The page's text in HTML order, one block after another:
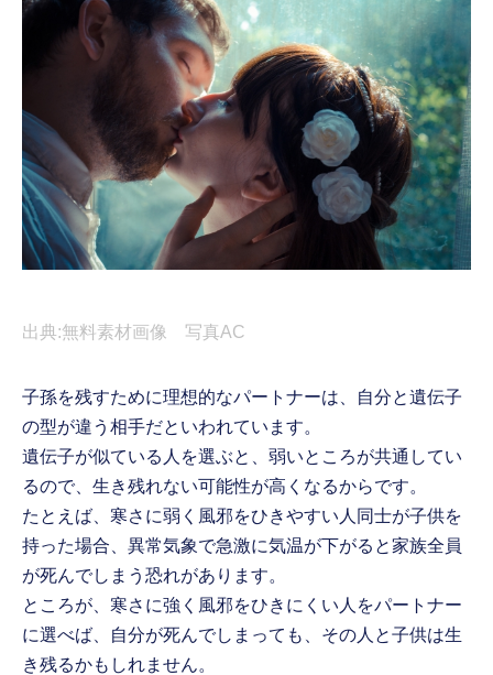
出典:無料素材画像 写真AC
子孫を残すために理想的なパートナーは、自分と遺伝子
の型が違う相手だといわれています。
遺伝子が似ている人を選ぶと、弱いところが共通してい
るので、生き残れない可能性が高くなるからです。
たとえば、寒さに弱く風邪をひきやすい人同士が子供を
持った場合、異常気象で急激に気温が下がると家族全員
が死んでしまう恐れがあります。
ところが、寒さに強く風邪をひきにくい人をパートナー
に選べば、自分が死んでしまっても、その人と子供は生
き残るかもしれません。